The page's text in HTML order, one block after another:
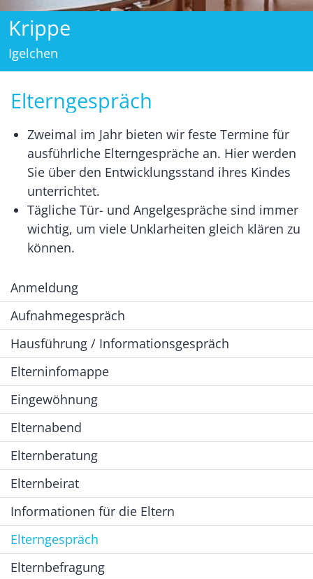
Krippe
Igelchen
Elterngespräch
Zweimal im Jahr bieten wir feste Termine für
ausführliche Elterngespräche an. Hier werden
Sie über den Entwicklungsstand ihres Kindes
unterrichtet.
Tägliche Tür- und Angelgespräche sind immer
wichtig, um viele Unklarheiten gleich klären zu
können.
Anmeldung
Aufnahmegespräch
Hausführung / Informationsgespräch
Elterninfomappe
Eingewöhnung
Elternabend
Elternberatung
Elternbeirat
Informationen für die Eltern
Elterngespräch
Elternbefragung